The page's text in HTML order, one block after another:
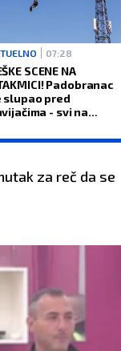
07:28
SCENE NA
Padobranac
slupao pred
- svi na
za reč da se